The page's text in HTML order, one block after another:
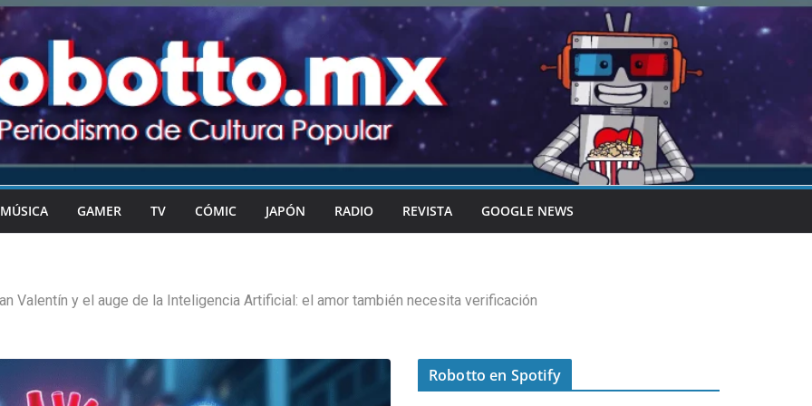
MÚSICA GAMER TV CÓMIC JAPÓN RADIO REVISTA GOOGLE NEWS
Valentín y el auge de la Inteligencia Artificial: el amor también necesita verificación
Robotto en Spotify